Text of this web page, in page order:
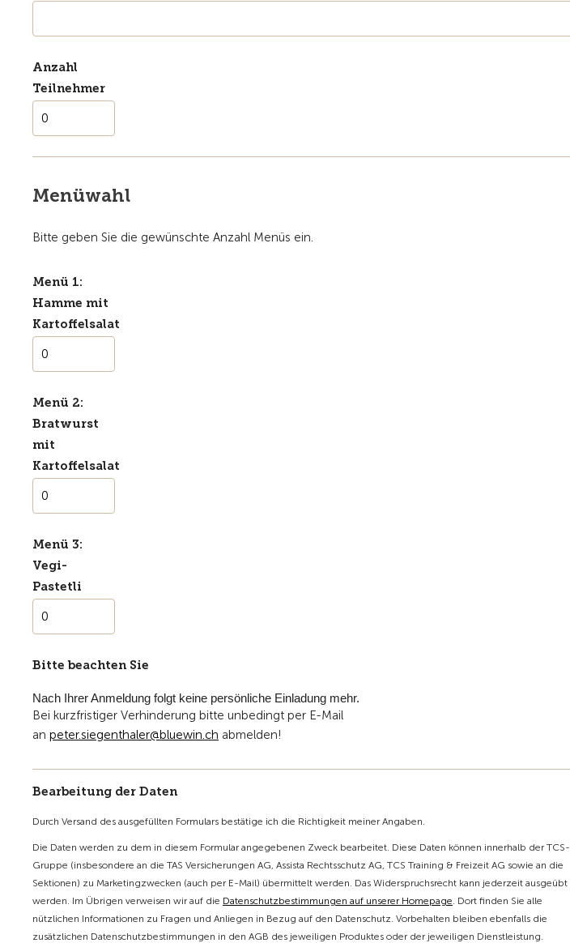
Anzahl
Teilnehmer
Menüwahl
Bitte geben Sie die gewünschte Anzahl Menüs ein.
Menü 1:
Hamme mit
Kartoffelsalat
Menü 2:
Bratwurst
mit
Kartoffelsalat
Menü 3:
Vegi-
Pastetli
Bitte beachten Sie
Nach Ihrer Anmeldung folgt keine persönliche Einladung mehr.
Bei kurzfristiger Verhinderung bitte unbedingt per E-Mail
an p t rs g nth l r bl wn ch abmelden!
Bearbeitung der Daten
Durch Versand des ausgefüllten Formulars bestätige ich die Richtigkeit meiner Angaben.
Die Daten werden zu dem in diesem Formular angegebenen Zweck bearbeitet. Diese Daten können innerhalb der TCS-
Gruppe (insbesondere an die TAS Versicherungen AG, Assista Rechtsschutz AG, TCS Training & Freizeit AG sowie an die
Sektionen) zu Marketingzwecken (auch per E-Mail) übermittelt werden. Das Widerspruchsrecht kann jederzeit ausgeübt
werden. Im Übrigen verweisen wir auf die Datenschutzbestimmungen auf unserer Homepage. Dort finden Sie alle
nützlichen Informationen zu Fragen und Anliegen in Bezug auf den Datenschutz. Vorbehalten bleiben ebenfalls die
zusätzlichen Datenschutzbestimmungen in den AGB des jeweiligen Produktes oder der jeweiligen Dienstleistung.